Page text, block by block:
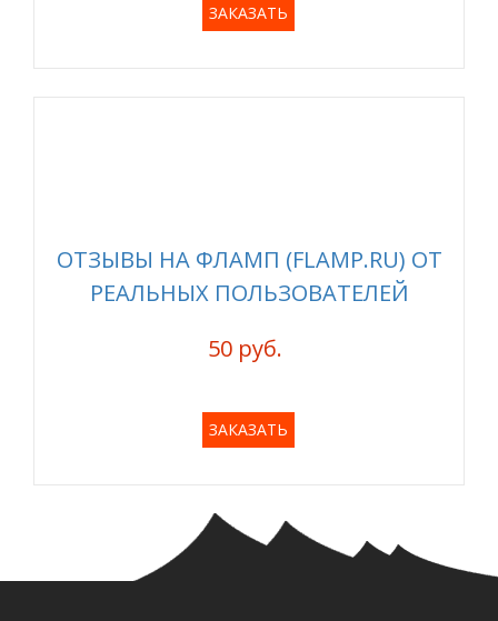
ЗАКАЗАТЬ
ОТЗЫВЫ НА ФЛАМП (FLAMP.RU) ОТ
РЕАЛЬНЫХ ПОЛЬЗОВАТЕЛЕЙ
50 руб.
ЗАКАЗАТЬ